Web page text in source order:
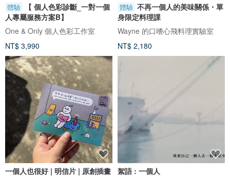
體驗
【 個人色彩診斷_一對一個
人專屬服務方案B】
One & Only 個人色彩工作室
NT$ 3,990
體驗 不再一個人的美味關係・單
身限定料理課
Wayne 的口嗜心飛料理實驗室
NT$ 2,180
一個人也很好 | 明信片 | 原創插畫 絮語 : 一個人